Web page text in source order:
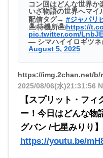
コン回はどんな世界か
いざ物語の世界へマイ
配信タグ→ #ジャパリ
🏝待機所🏝https://
pic.twitter.com/
— シマハイイロギツ
August 5, 2025
https://img.2chan.net/b/
2025/08/06(水)21:31:56
【スプリット・フ
ー！今日はどんな物
グバン /七星みりり】
https://youtu.be/